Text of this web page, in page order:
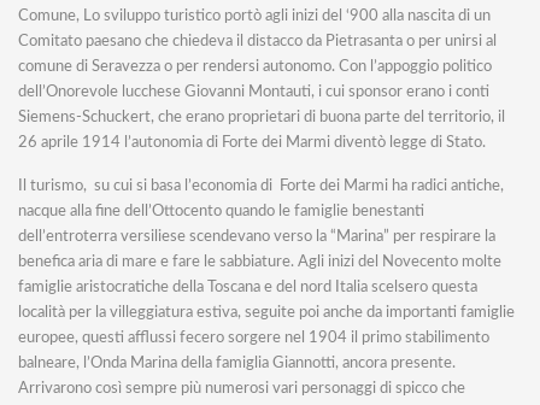
Comune, Lo sviluppo turistico portò agli inizi del ‘900 alla nascita di un
Comitato paesano che chiedeva il distacco da Pietrasanta o per unirsi al
comune di Seravezza o per rendersi autonomo. Con l’appoggio politico
dell’Onorevole lucchese Giovanni Montauti, i cui sponsor erano i conti
Siemens-Schuckert, che erano proprietari di buona parte del territorio, il
26 aprile 1914 l’autonomia di Forte dei Marmi diventò legge di Stato.
Il turismo, su cui si basa l’economia di Forte dei Marmi ha radici antiche,
nacque alla fine dell’Ottocento quando le famiglie benestanti
dell’entroterra versiliese scendevano verso la “Marina” per respirare la
benefica aria di mare e fare le sabbiature. Agli inizi del Novecento molte
famiglie aristocratiche della Toscana e del nord Italia scelsero questa
località per la villeggiatura estiva, seguite poi anche da importanti famiglie
europee, questi afflussi fecero sorgere nel 1904 il primo stabilimento
balneare, l’Onda Marina della famiglia Giannotti, ancora presente.
Arrivarono così sempre più numerosi vari personaggi di spicco che